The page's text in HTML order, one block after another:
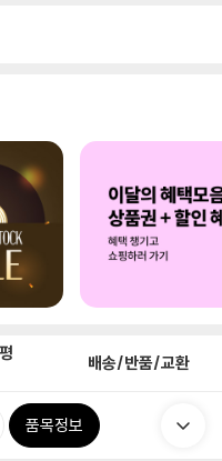
배송/반품/교환
품목정보